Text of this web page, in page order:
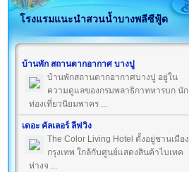
โรงแรมแนะนำสวนน้ำบางพลีซีฟู้ด
บ้านพัก สถานตากอากาศ บางปู
บ้านพักสถานตากอากาศบางปู อยู่ใน
ความดูแลของกรมพลาธิกาทหารบก นัก
ท่องเที่ยวนิยมพาคร ...
เดอะ คัลเลอร์ ลีฟวิง
The Color Living Hotel ตั้งอยู่ชานเมือง
กรุงเทพ ใกล้กับศูนย์แสดงสินค้าไบเทค
ห่างจ ...